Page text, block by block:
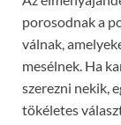
porosodnak a
válnak,
mesélnek. Ha
szerezni nekik,
tökéletes